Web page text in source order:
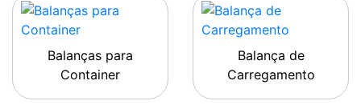
Balanças para
Container
Balança de
Carregamento